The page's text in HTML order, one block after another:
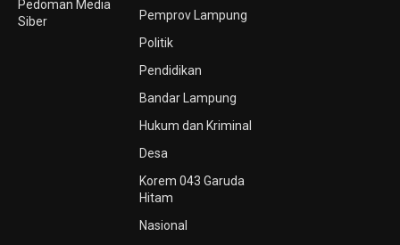
Pedoman Media
Siber
Pemprov Lampung
Politik
Pendidikan
Bandar Lampung
Hukum dan Kriminal
Desa
Korem 043 Garuda
Hitam
Nasional